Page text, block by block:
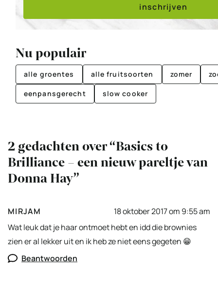
inschrijven
Nu populair
alle groentes alle fruitsoorten zomer
eenpansgerecht slow cooker
2 gedachten over “Basics to
Brilliance – een nieuw pareltje van
Donna Hay”
MIRJAM
18 oktober 2017 om 9:55 am
Wat leuk dat je haar ontmoet hebt en idd die brownies
zien er al lekker uit en ik heb ze niet eens gegeten 😁
Beantwoorden